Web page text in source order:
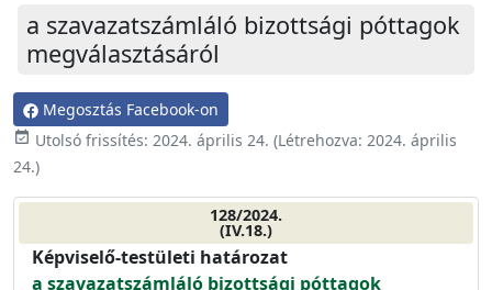
a szavazatszámláló bizottsági póttagok
megválasztásáról
Megosztás Facebook-on
event_available Utolsó frissítés: 2024. április 24. (Létrehozva: 2024. április
24.)
128/2024.
(IV.18.)
Képviselő-testületi határozat
a szavazatszámláló bizottsági póttagok